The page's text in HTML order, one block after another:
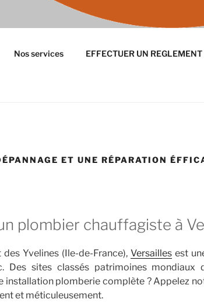
Nos services EFFECTUER UN REGLEMENT
ET UNE RÉPARATION
plombier chauffagiste à
Yvelines (Ile-de-France), Versaillesest
Des sites classés patrimoines mondiaux
installation plomberie complète ? Appelez
et méticuleusement.